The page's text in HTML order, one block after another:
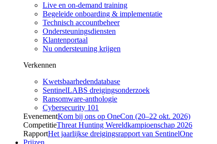
Live en on-demand training
Begeleide onboarding & implementatie
Technisch accountbeheer
Ondersteuningsdiensten
Klantenportaal
Nu ondersteuning krijgen
Verkennen
Kwetsbaarhedendatabase
SentinelLABS dreigingsonderzoek
Ransomware-anthologie
Cybersecurity 101
EvenementKom bij ons op OneCon (20–22 okt. 2026)
CompetitieThreat Hunting Wereldkampioenschap 2026
RapportHet jaarlijkse dreigingsrapport van SentinelOne
Prijzen